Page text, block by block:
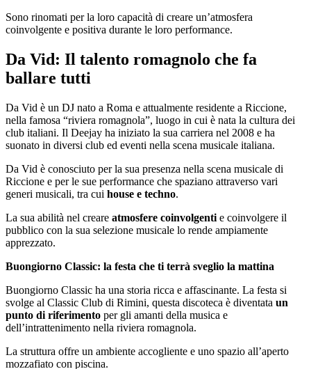
Sono rinomati per la loro capacità di creare un’atmosfera
coinvolgente e positiva durante le loro performance.
Da Vid: Il talento romagnolo che fa
ballare tutti
Da Vid è un DJ nato a Roma e attualmente residente a Riccione,
nella famosa “riviera romagnola”, luogo in cui è nata la cultura dei
club italiani. Il Deejay ha iniziato la sua carriera nel 2008 e ha
suonato in diversi club ed eventi nella scena musicale italiana.
Da Vid è conosciuto per la sua presenza nella scena musicale di
Riccione e per le sue performance che spaziano attraverso vari
generi musicali, tra cui house e techno.
La sua abilità nel creare atmosfere coinvolgenti e coinvolgere il
pubblico con la sua selezione musicale lo rende ampiamente
apprezzato.
Buongiorno Classic: la festa che ti terrà sveglio la mattina
Buongiorno Classic ha una storia ricca e affascinante. La festa si
svolge al Classic Club di Rimini, questa discoteca è diventata un
punto di riferimento per gli amanti della musica e
dell’intrattenimento nella riviera romagnola.
La struttura offre un ambiente accogliente e uno spazio all’aperto
mozzafiato con piscina.